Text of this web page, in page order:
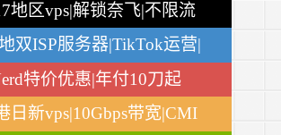
地区vps|解锁奈飞|不限流
量
双ISP服务器|TikTok运营|
月付$2.84
特价优惠|年付10刀起
日新vps|10Gbps带宽|CMI